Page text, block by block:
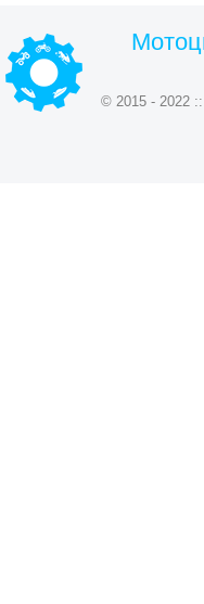
© 2015 - 2022